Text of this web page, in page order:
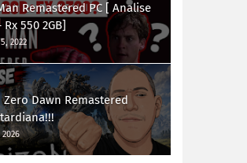
Remastered PC [ Analise
Rx 550 2GB]
2022
Dawn Remastered
2026